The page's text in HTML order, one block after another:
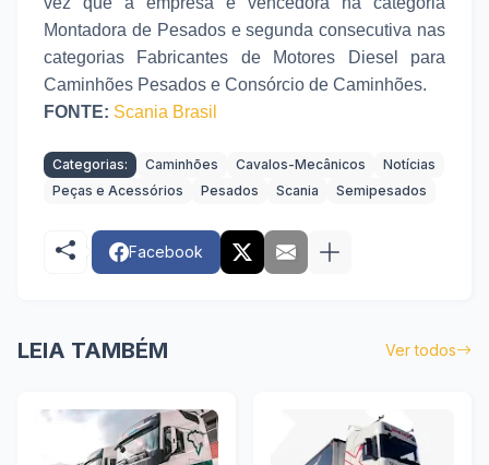
Montadora de Pesados e segunda consecutiva nas
categorias Fabricantes de Motores Diesel para
Caminhões Pesados e Consórcio de Caminhões.
FONTE: Scania Brasil
Categorias: Caminhões Cavalos-Mecânicos
Notícias
Peças e Acessórios
Pesados Scania Semipesados
Facebook
LEIA TAMBÉM Ver todos